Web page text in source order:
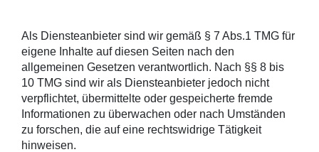
Als Diensteanbieter sind wir gemäß § 7 Abs.1 TMG für
eigene Inhalte auf diesen Seiten nach den
allgemeinen Gesetzen verantwortlich. Nach §§ 8 bis
10 TMG sind wir als Diensteanbieter jedoch nicht
verpflichtet, übermittelte oder gespeicherte fremde
Informationen zu überwachen oder nach Umständen
zu forschen, die auf eine rechtswidrige Tätigkeit
hinweisen.